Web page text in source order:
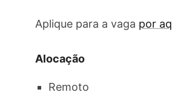
Aplique para a vaga por
Alocação
Remoto